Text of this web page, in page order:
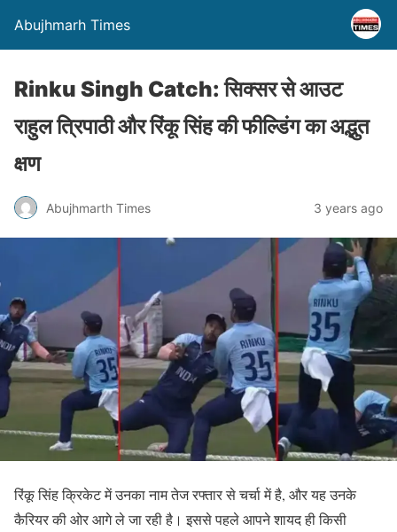
Abujhmarh Times
Rinku Singh Catch: सिक्सर से आउट
राहुल त्रिपाठी और रिंकू सिंह की फील्डिंग का अद्भुत
क्षण
Abujhmarth Times 3 years ago
रिंकू सिंह क्रिकेट में उनका नाम तेज रफ्तार से चर्चा में है, और यह उनके
कैरियर की ओर आगे ले जा रही है। इससे पहले आपने शायद ही किसी